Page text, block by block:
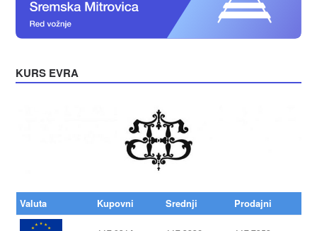
KURS EVRA
Valuta Kupovni Srednji Prodajni